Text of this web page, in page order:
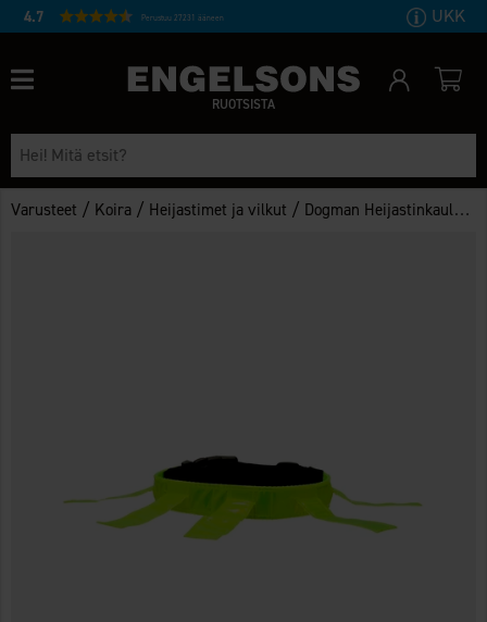
4.7 Perustuu 27231 ääneen UKK
RUOTSISTA
Varusteet / Koira / Heijastimet ja vilkut / Dogman Heijastinkaulapanta levy 42-52